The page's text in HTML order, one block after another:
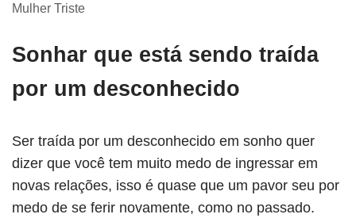
Mulher Triste
Sonhar que está sendo traída
por um desconhecido
Ser traída por um desconhecido em sonho quer
dizer que você tem muito medo de ingressar em
novas relações, isso é quase que um pavor seu por
medo de se ferir novamente, como no passado.